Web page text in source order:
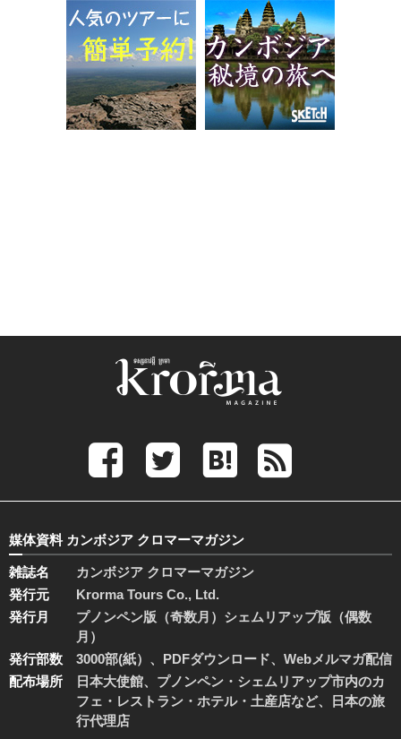
媒体資料 カンボジア クロマーマガジン
雑誌名
カンボジア クロマーマガジン
発行元
Krorma Tours Co., Ltd.
発行月
プノンペン版（奇数月）シェムリアップ版（偶数
月）
発行部数
3000部(紙）、PDFダウンロード、Webメルマガ配信
配布場所
日本大使館、プノンペン・シェムリアップ市内のカ
フェ・レストラン・ホテル・土産店など、日本の旅
行代理店